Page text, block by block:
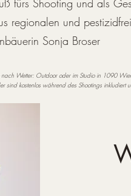
fürs Shooting und als
regionalen und
Sonja Broser
Wetter: Outdoor oder im Studio in 1090
sind kostenlos während des Shootings inkludiert